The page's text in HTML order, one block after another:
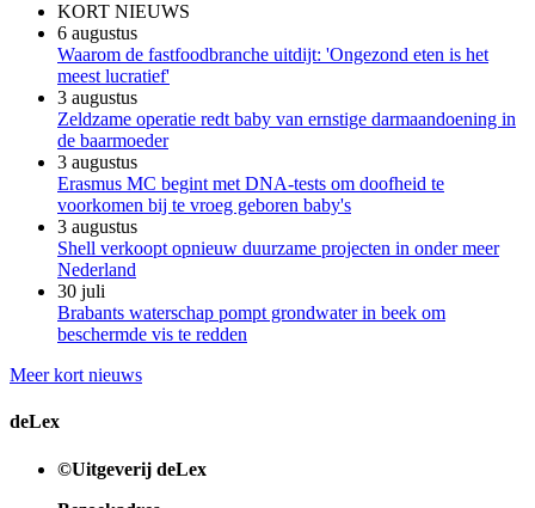
KORT NIEUWS
6 augustus
Waarom de fastfoodbranche uitdijt: 'Ongezond eten is het
meest lucratief'
3 augustus
Zeldzame operatie redt baby van ernstige darmaandoening in
de baarmoeder
3 augustus
Erasmus MC begint met DNA-tests om doofheid te
voorkomen bij te vroeg geboren baby's
3 augustus
Shell verkoopt opnieuw duurzame projecten in onder meer
Nederland
30 juli
Brabants waterschap pompt grondwater in beek om
beschermde vis te redden
Meer kort nieuws
deLex
©Uitgeverij deLex